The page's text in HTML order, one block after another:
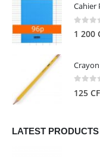
1 200
125
LATEST PRODUCTS